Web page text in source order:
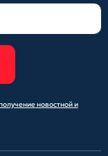
новостной и